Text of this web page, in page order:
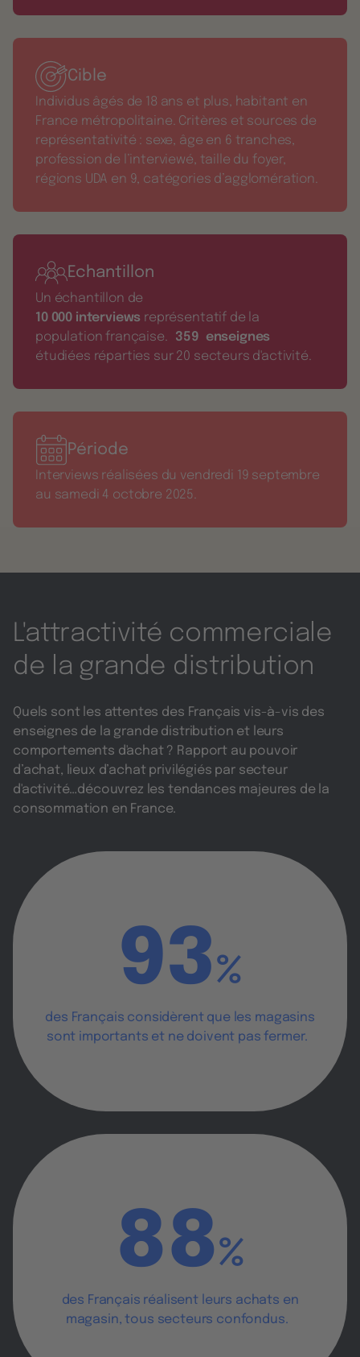
Cible
Individus âgés de 18 ans et plus, habitant en
France métropolitaine. Critères et sources de
représentativité : sexe, âge en 6 tranches,
profession de l’interviewé, taille du foyer,
régions UDA en 9, catégories d’agglomération.
Echantillon
Un échantillon de
10 000 interviews représentatif de la
population française. 359 enseignes
étudiées réparties sur 20 secteurs d'activité.
Période
Interviews réalisées du vendredi 19 septembre
au samedi 4 octobre 2025.
L'attractivité commerciale
de la grande distribution
Quels sont les attentes des Français vis-à-vis des
enseignes de la grande distribution et leurs
comportements d'achat ? Rapport au pouvoir
d’achat, lieux d’achat privilégiés par secteur
d'activité…découvrez les tendances majeures de la
consommation en France.
93%
des Français considèrent que les magasins
sont importants et ne doivent pas fermer.
88%
des Français réalisent leurs achats en
magasin, tous secteurs confondus.